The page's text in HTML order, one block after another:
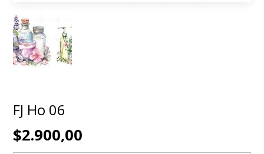
FJ Ho 06
$2.900,00